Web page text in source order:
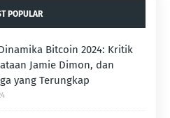
POPULAR
Bitcoin 2024: Kritik
Jamie Dimon, dan
yang Terungkap